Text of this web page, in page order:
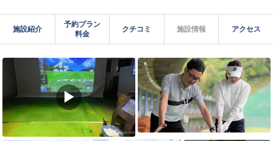
施設紹介
予約プラン
料金
クチコミ 施設情報 アクセス
▶